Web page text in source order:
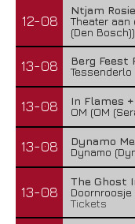
12-08
Ntjam
Theater aan
(Den Bosch))
13-08
Berg Feest
Tessenderlo
13-08
In Flames
OM (OM
13-08
Dynamo
Dynamo
13-08
The Ghost
Doornroosje
Tickets